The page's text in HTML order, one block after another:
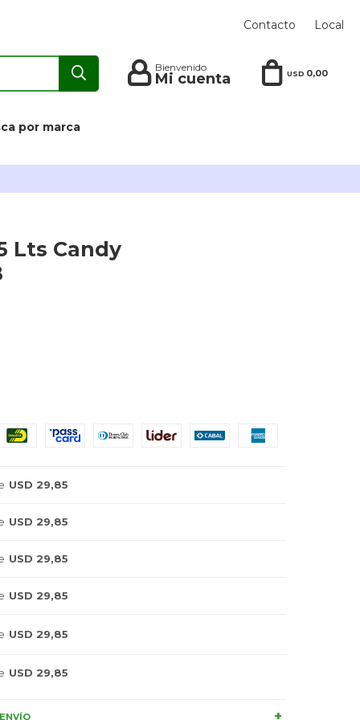
por marca
USD 0,00
Contacto Local
Lts Candy
USD 29,85
USD 29,85
USD 29,85
USD 29,85
USD 29,85
USD 29,85